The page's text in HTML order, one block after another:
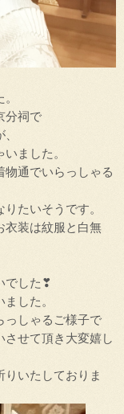
分祠で
ました。
物通でいらっしゃる
たいそうです。
衣装は紋服と白無
でした❣
した。
っしゃるご様子で
させて頂き大変嬉し
いたしておりま